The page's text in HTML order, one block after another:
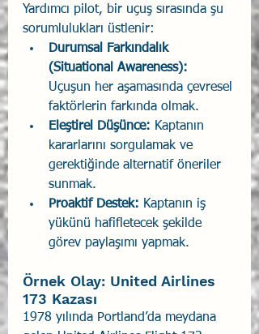
Yardımcı pilot, bir uçuş sırasında şu
sorumlulukları üstlenir:
Durumsal Farkındalık
(Situational Awareness):
Uçuşun her aşamasında çevresel
faktörlerin farkında olmak.
Eleştirel Düşünce: Kaptanın
kararlarını sorgulamak ve
gerektiğinde alternatif öneriler
sunmak.
Proaktif Destek: Kaptanın iş
yükünü hafifletecek şekilde
görev paylaşımı yapmak.
Örnek Olay: United Airlines
173 Kazası
1978 yılında Portland’da meydana